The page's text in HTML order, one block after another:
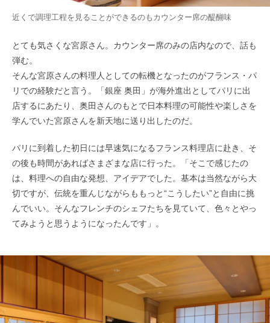
近くで調理工程を見ることができるのもカウンター席の醍醐味
とても気さくな宮原さん。カウンター席のみの店内なので、話も
弾む。
そんな宮原さんの料理人としての転機となったのがフランス・パ
リでの経験だと言う。「銀座 奥田」が海外進出としてパリに出
店するにあたり、奥田さんのもとで日本料理の可能性や楽しさを
学んでいた宮原さんを新天地に送り出したのだ。
パリに到着した初日には早速気になるフランス料理店に赴き、そ
の後も時間があればさまざまな店に行った。「そこで感じたの
は、料理への自由な発想、アイデアでした。基本は当然ながら大
切ですが、伝統を重んじながらももっと“こうしたい”と自由に挑
んでいい。そんなフレンチのシェフたちを見ていて、色々とやっ
てみようと思うようになったんです」。